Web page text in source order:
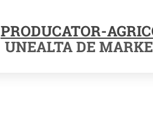
PRODUCATOR-
UNEALTA DE